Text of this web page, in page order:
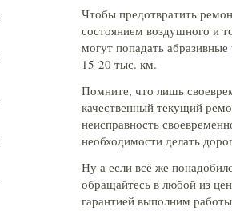
Чтобы предотвратить
состоянием воздушного и
могут попадать
15-20 тыс. км.
Помните, что лишь
качественный текущий
неисправность
необходимости делать
Ну а если всё же
обращайтесь в любой из
гарантией выполним